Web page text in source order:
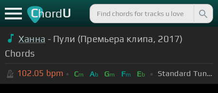
ChordU
Ханна - Пули (Премьера клипа, 2017)
Chords
102.05 bpm Cm Ab Gm Fm Eb Standard Tuning (EADGBE)